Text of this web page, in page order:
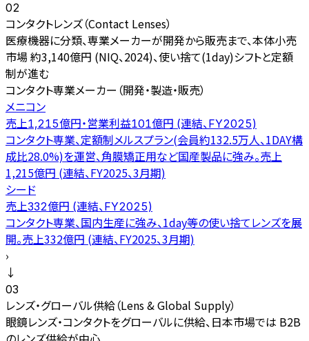
02
コンタクトレンズ（Contact Lenses）
医療機器に分類、専業メーカーが開発から販売まで、本体小売
市場 約3,140億円 (NIQ、2024)、使い捨て(1day)シフトと定額
制が進む
コンタクト専業メーカー（開発・製造・販売）
メニコン
売上1,215億円・営業利益101億円 (連結、FY2025)
コンタクト専業、定額制メルスプラン(会員約132.5万人、1DAY構
成比28.0%)を運営、角膜矯正用など国産製品に強み。売上
1,215億円 (連結、FY2025、3月期)
シード
売上332億円 (連結、FY2025)
コンタクト専業、国内生産に強み、1day等の使い捨てレンズを展
開。売上332億円 (連結、FY2025、3月期)
›
↓
03
レンズ・グローバル供給（Lens & Global Supply）
眼鏡レンズ・コンタクトをグローバルに供給、日本市場では B2B